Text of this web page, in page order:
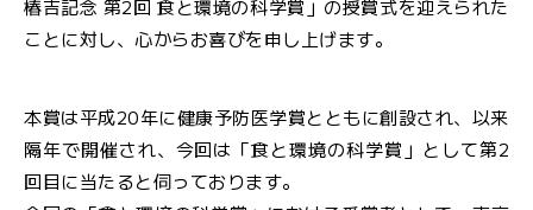
椿吉記念 第2回 食と環境の科学賞」の授賞式を迎えられた
ことに対し、心からお喜びを申し上げます。
本賞は平成20年に健康予防医学賞とともに創設され、以来
隔年で開催され、今回は「食と環境の科学賞」として第2
回目に当たると伺っております。